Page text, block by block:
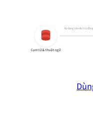
Cụm từ & thuật ngữ
Áp dụng vào dịch tự động